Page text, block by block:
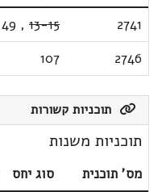
2741
13-15
,
49
2746
107
תוכניות קשורות
תוכניות משנות
מס' תוכנית סוג יחס